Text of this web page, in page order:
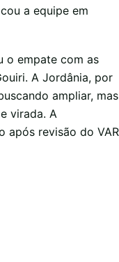
a equipe em
o empate com as
A Jordânia, por
ampliar, mas
virada. A
após revisão do VAR